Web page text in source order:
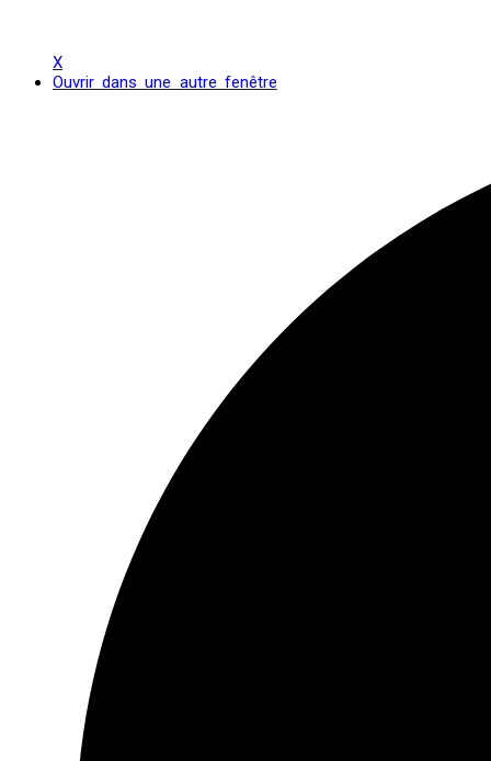
X
Ouvrir dans une autre fenêtre